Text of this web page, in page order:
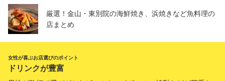
厳選！金山・東別院の海鮮焼き、浜焼きなど魚料理の
店まとめ
女性が喜ぶお店選びのポイント
ドリンクが豊富